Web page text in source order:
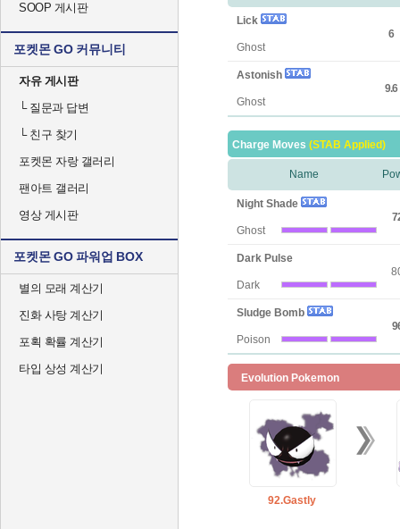
SOOP 게시판
포켓몬 GO 커뮤니티
자유 게시판
└질문과 답변
└친구 찾기
포켓몬 자랑 갤러리
팬아트 갤러리
영상 게시판
포켓몬 GO 파워업 BOX
별의 모래 계산기
진화 사탕 계산기
포획 확률 계산기
타입 상성 계산기
Lick
Ghost
6
Astonish
Ghost
9.6
Charge Moves (STAB Applied)
Name
Night Shade
Ghost
Dark Pulse
Dark
Sludge Bomb
Poison
Evolution Pokemon
92.Gastly